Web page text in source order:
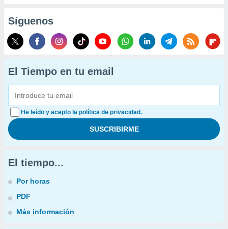
Síguenos
El Tiempo en tu email
He leído y acepto la política de privacidad.
El tiempo...
Por horas
PDF
Más información